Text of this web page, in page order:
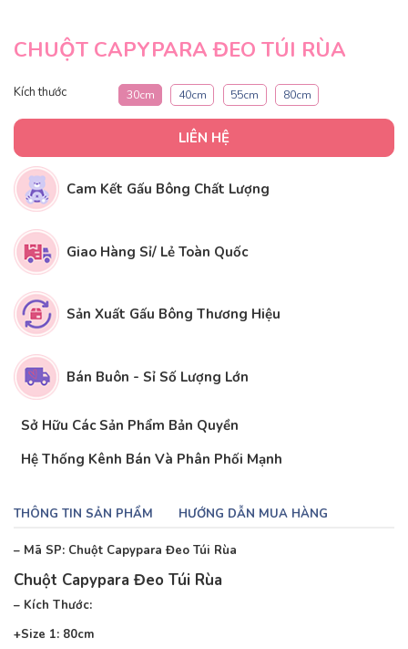
CHUỘT CAPYPARA ĐEO TÚI RÙA
Kích thước 30cm 40cm 55cm 80cm
LIÊN HỆ
Cam Kết Gấu Bông Chất Lượng
Giao Hàng Sỉ/ Lẻ Toàn Quốc
Sản Xuất Gấu Bông Thương Hiệu
Bán Buôn - Sỉ Số Lượng Lớn
Sở Hữu Các Sản Phẩm Bản Quyền
Hệ Thống Kênh Bán Và Phân Phối Mạnh
THÔNG TIN SẢN PHẨM HƯỚNG DẪN MUA HÀNG
– Mã SP: Chuột Capypara Đeo Túi Rùa
Chuột Capypara Đeo Túi Rùa
– Kích Thước:
+Size 1: 80cm